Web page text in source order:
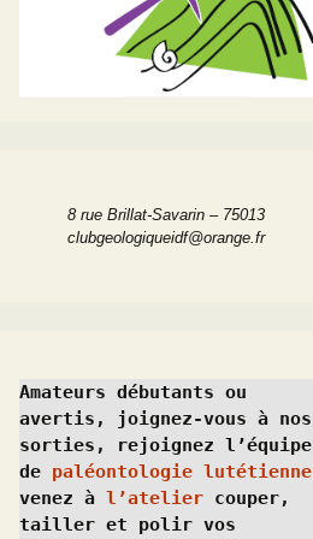
8 rue Brillat-Savarin – 75013
clubgeologiqueidf@orange.fr
Amateurs débutants ou
avertis, joignez-vous à nos
sorties, rejoignez l’équipe
de paléontologie lutétienne
venez à l’atelier couper,
tailler et polir vos